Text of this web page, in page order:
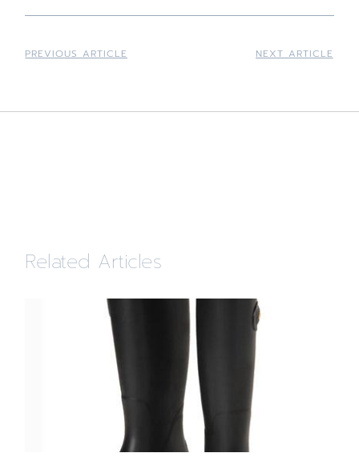
PREVIOUS ARTICLE NEXT ARTICLE
Related Articles